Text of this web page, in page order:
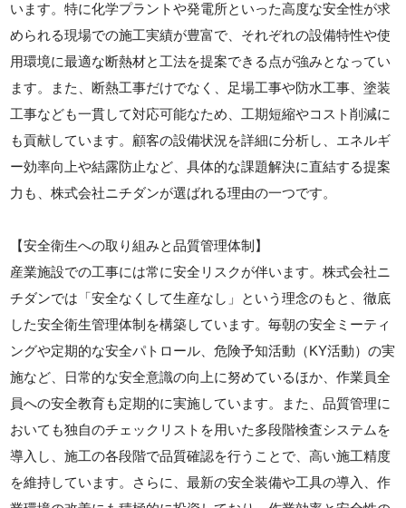
います。特に化学プラントや発電所といった高度な安全性が求
められる現場での施工実績が豊富で、それぞれの設備特性や使
用環境に最適な断熱材と工法を提案できる点が強みとなってい
ます。また、断熱工事だけでなく、足場工事や防水工事、塗装
工事なども一貫して対応可能なため、工期短縮やコスト削減に
も貢献しています。顧客の設備状況を詳細に分析し、エネルギ
ー効率向上や結露防止など、具体的な課題解決に直結する提案
力も、株式会社ニチダンが選ばれる理由の一つです。
【安全衛生への取り組みと品質管理体制】
産業施設での工事には常に安全リスクが伴います。株式会社ニ
チダンでは「安全なくして生産なし」という理念のもと、徹底
した安全衛生管理体制を構築しています。毎朝の安全ミーティ
ングや定期的な安全パトロール、危険予知活動（KY活動）の実
施など、日常的な安全意識の向上に努めているほか、作業員全
員への安全教育も定期的に実施しています。また、品質管理に
おいても独自のチェックリストを用いた多段階検査システムを
導入し、施工の各段階で品質確認を行うことで、高い施工精度
を維持しています。さらに、最新の安全装備や工具の導入、作